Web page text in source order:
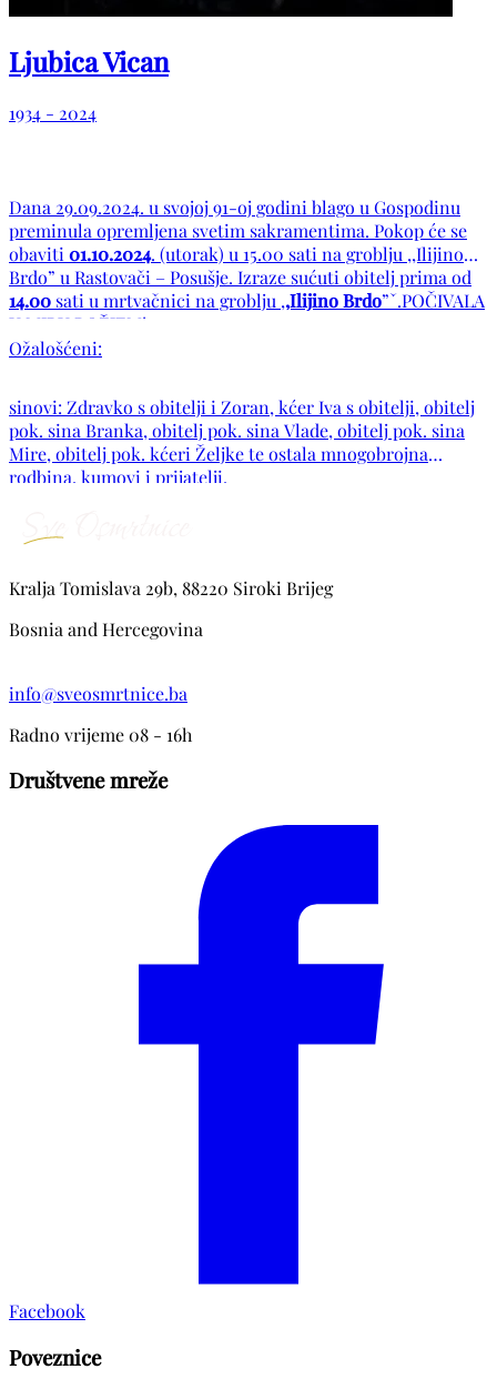
Ljubica Vican
1934 - 2024
Dana 29.09.2024. u svojoj 91-oj godini blago u Gospodinu
preminula opremljena svetim sakramentima. Pokop će se
obaviti 01.10.2024. (utorak) u 15.00 sati na groblju ,,Ilijino
Brdo” u Rastovači – Posušje. Izraze sućuti obitelj prima od
14.00 sati u mrtvačnici na groblju ,,Ilijino Brdo”ˇ.POČIVALA
U MIRU BOŽJEM!
Ožalošćeni:
sinovi: Zdravko s obitelji i Zoran, kćer Iva s obitelji, obitelj
pok. sina Branka, obitelj pok. sina Vlade, obitelj pok. sina
Mire, obitelj pok. kćeri Željke te ostala mnogobrojna
rodbina, kumovi i prijatelji.
Kralja Tomislava 29b, 88220 Siroki Brijeg
Bosnia and Hercegovina
info@sveosmrtnice.ba
Radno vrijeme 08 - 16h
Društvene mreže
Facebook
Poveznice